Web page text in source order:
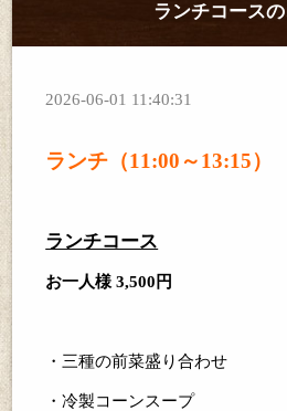
ランチコース
2026-06-01 11:40:31
ランチ（11:00～13:15）
ランチコース
お一人様 3,500円
・三種の前菜盛り合わせ
・冷製コーンスープ